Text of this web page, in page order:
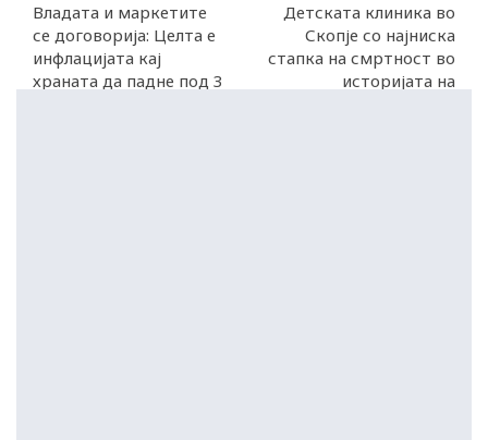
Владата и маркетите
се договорија: Целта е
инфлацијата кај
храната да падне под 3
Детската клиника во
Скопје со најниска
стапка на смртност во
историјата на